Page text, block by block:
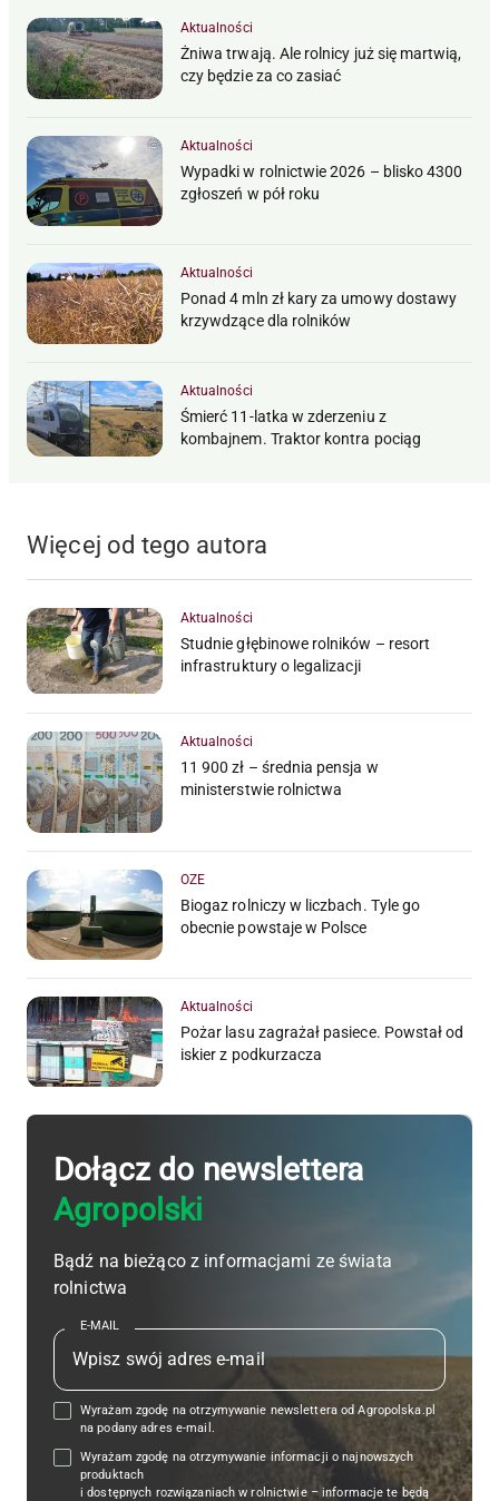
Aktualności
Żniwa trwają. Ale rolnicy już się martwią,
czy będzie za co zasiać
Aktualności
Wypadki w rolnictwie 2026 – blisko 4300
zgłoszeń w pół roku
Aktualności
Ponad 4 mln zł kary za umowy dostawy
krzywdzące dla rolników
Aktualności
Śmierć 11-latka w zderzeniu z
kombajnem. Traktor kontra pociąg
Więcej od tego autora
Aktualności
Studnie głębinowe rolników – resort
infrastruktury o legalizacji
Aktualności
11 900 zł – średnia pensja w
ministerstwie rolnictwa
OZE
Biogaz rolniczy w liczbach. Tyle go
obecnie powstaje w Polsce
Aktualności
Pożar lasu zagrażał pasiece. Powstał od
iskier z podkurzacza
Dołącz do newslettera
Agropolski
Bądź na bieżąco z informacjami ze świata
rolnictwa
E-MAIL
Wyrażam zgodę na otrzymywanie newslettera od Agropolska.pl
na podany adres e-mail.
Wyrażam zgodę na otrzymywanie informacji o najnowszych
produktach
i dostępnych rozwiązaniach w rolnictwie – informacje te będą